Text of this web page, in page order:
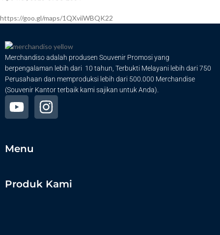
https://goo.gl/maps/1QXviiWBQK22
Merchandiso adalah produsen Souvenir Promosi yang
berpengalaman lebih dari 10 tahun, Terbukti Melayani lebih dari 750
Perusahaan dan memproduksi lebih dari 500.000 Merchandise
(Souvenir Kantor terbaik kami sajikan untuk Anda).
Menu
Produk Kami